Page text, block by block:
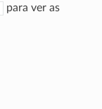
para ver as